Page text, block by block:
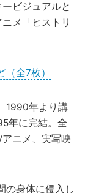
ビジュアルと
メ「ヒストリ
全7枚）
1990年より講
年に完結。全
ニメ、実写映
の身体に侵入し